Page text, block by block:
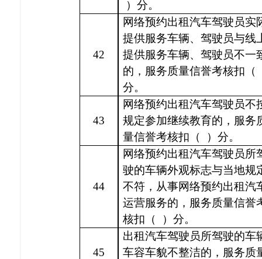
）分。
42
网络预约出租汽车驾驶员实
提供服务车辆、驾驶员与线
提供服务车辆、驾驶员不一
的，服务质量信誉考核扣（
分。
43
网络预约出租汽车驾驶员不
规定参加继续教育的，服务
量信誉考核扣（
）分。
44
网络预约出租汽车驾驶员所
驶的车辆外观标志与当地规
不符，从事网络预约出租汽
运营服务的，服务质量信誉
核扣（
）分。
45
出租汽车驾驶员所驾驶的车
车容车貌不整洁的，服务质